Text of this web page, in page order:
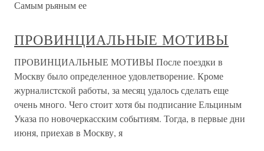
Самым рьяным ее
ПРОВИНЦИАЛЬНЫЕ МОТИВЫ
ПРОВИНЦИАЛЬНЫЕ МОТИВЫ После поездки в
Москву было определенное удовлетворение. Кроме
журналистской работы, за месяц удалось сделать еще
очень много. Чего стоит хотя бы подписание Ельциным
Указа по новочеркасским событиям. Тогда, в первые дни
июня, приехав в Москву, я